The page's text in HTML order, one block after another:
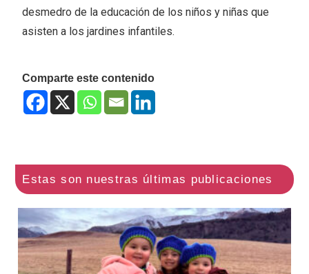
desmedro de la educación de los niños y niñas que
asisten a los jardines infantiles.
Comparte este contenido